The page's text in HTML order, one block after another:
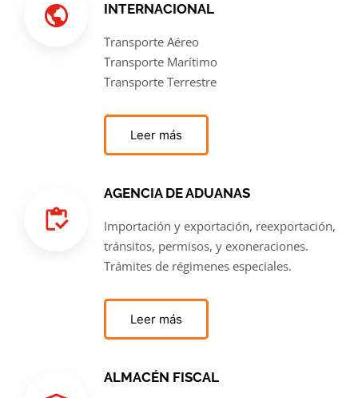
INTERNACIONAL
Transporte Aéreo
Transporte Marítimo
Transporte Terrestre
Leer más
AGENCIA DE ADUANAS
Importación y exportación, reexportación,
tránsitos, permisos, y exoneraciones.
Trámites de régimenes especiales.
Leer más
ALMACÉN FISCAL